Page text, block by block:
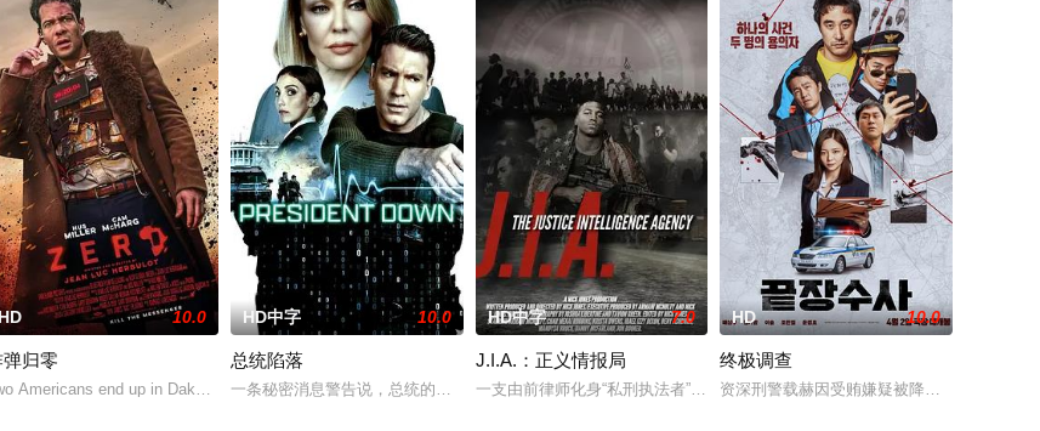
对在便利店工作的女性·葵一见钟情而决定金盆洗手，在经历结婚、女儿出生后
Japanese doctor in Tokyo escapes
10.0
弹归零
Americans end up in Dakar, Senegal with bombs strapped to their ch
HD中字 10.0
总统陷落
一条秘密消息警告说，总统的起搏器受到了损害，她的团队争先恐后地阻止了一个看不见的敌人，要求在午夜前支付
HD中字 7.0
J.I.A.：正义情报局
一支由前律师化身“私刑执法者”带领的秘密黑幕行动小队，长期穿梭于暗处，
HD 10.0
终极调查
资深刑警载赫因受贿嫌疑被降职至乡下警局